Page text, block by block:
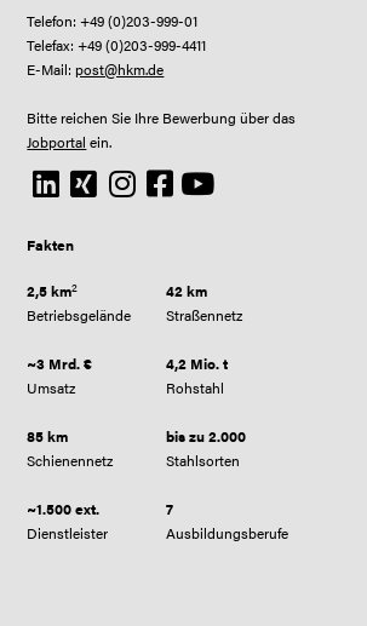
Telefon: +49 (0)203-999-01
Telefax: +49 (0)203-999-4411
E-Mail: post@hkm.de
Bitte reichen Sie Ihre Bewerbung über das
Jobportal ein.
Fakten
2,5 km2
Betriebsgelände
42 km
Straßennetz
~3 Mrd. €
Umsatz
4,2 Mio. t
Rohstahl
85 km
Schienennetz
bis zu 2.000
Stahlsorten
~1.500 ext.
Dienstleister
7
Ausbildungsberufe